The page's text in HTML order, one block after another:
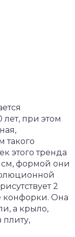
при этом
такого
этого тренда
см, формой они
2
конфорки. Она
а крыло,